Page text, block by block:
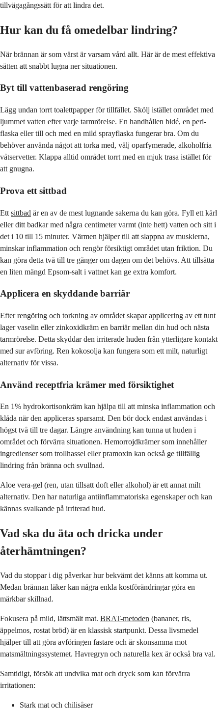
tillvägagångssätt för att lindra det.
Hur kan du få omedelbar lindring?
När brännan är som värst är varsam vård allt. Här är de mest effektiva
sätten att snabbt lugna ner situationen.
Byt till vattenbaserad rengöring
Lägg undan torrt toalettpapper för tillfället. Skölj istället området med
ljummet vatten efter varje tarmrörelse. En handhållen bidé, en peri-
flaska eller till och med en mild sprayflaska fungerar bra. Om du
behöver använda något att torka med, välj oparfymerade, alkoholfria
våtservetter. Klappa alltid området torrt med en mjuk trasa istället för
att gnugna.
Prova ett sittbad
Ett sittbad är en av de mest lugnande sakerna du kan göra. Fyll ett kärl
eller ditt badkar med några centimeter varmt (inte hett) vatten och sitt i
det i 10 till 15 minuter. Värmen hjälper till att slappna av musklerna,
minskar inflammation och rengör försiktigt området utan friktion. Du
kan göra detta två till tre gånger om dagen om det behövs. Att tillsätta
en liten mängd Epsom-salt i vattnet kan ge extra komfort.
Applicera en skyddande barriär
Efter rengöring och torkning av området skapar applicering av ett tunt
lager vaselin eller zinkoxidkräm en barriär mellan din hud och nästa
tarmrörelse. Detta skyddar den irriterade huden från ytterligare kontakt
med sur avföring. Ren kokosolja kan fungera som ett milt, naturligt
alternativ för vissa.
Använd receptfria krämer med försiktighet
En 1% hydrokortisonkräm kan hjälpa till att minska inflammation och
klåda när den appliceras sparsamt. Den bör dock endast användas i
högst två till tre dagar. Längre användning kan tunna ut huden i
området och förvärra situationen. Hemorrojdkrämer som innehåller
ingredienser som trollhassel eller pramoxin kan också ge tillfällig
lindring från bränna och svullnad.
Aloe vera-gel (ren, utan tillsatt doft eller alkohol) är ett annat milt
alternativ. Den har naturliga antiinflammatoriska egenskaper och kan
kännas svalkande på irriterad hud.
Vad ska du äta och dricka under
återhämtningen?
Vad du stoppar i dig påverkar hur bekvämt det känns att komma ut.
Medan brännan läker kan några enkla kostförändringar göra en
märkbar skillnad.
Fokusera på mild, lättsmält mat. BRAT-metoden (bananer, ris,
äppelmos, rostat bröd) är en klassisk startpunkt. Dessa livsmedel
hjälper till att göra avföringen fastare och är skonsamma mot
matsmältningssystemet. Havregryn och naturella kex är också bra val.
Samtidigt, försök att undvika mat och dryck som kan förvärra
irritationen:
Stark mat och chilisåser